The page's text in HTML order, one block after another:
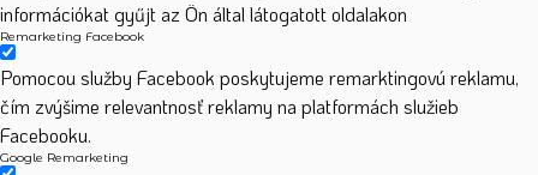
információkat gyűjt az Ön által látogatott oldalakon
Remarketing Facebook
Pomocou služby Facebook poskytujeme remarktingovú reklamu,
čím zvýšime relevantnosť reklamy na platformách služieb
Facebooku.
Google Remarketing